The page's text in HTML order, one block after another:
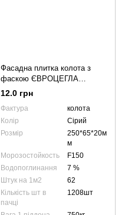
Фасадна плитка колота з
фаскою ЄВРОЦЕГЛА
250х65х20мм графіт
12.0 грн
Фактура
колота
Колір
Сірий
Розмір
250*65*20м
м
Морозостойкость
F150
Водопоглинання
7 %
Штук на 1м2
62
Кількість шт в
пачці
1208шт